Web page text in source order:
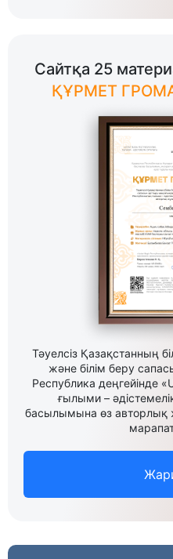
Сайтқа 25
ҚҰРМЕТ
Тәуелсіз Қазақстанның
және білім беру
Республика деңгейінде
ғылыми –
басылымына өз авторлық